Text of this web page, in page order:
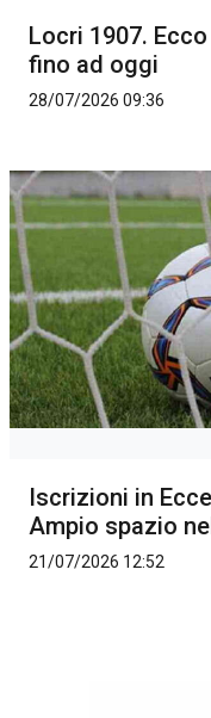
Locri 1907.
fino ad oggi
28/07/2026 09:36
Iscrizioni in
Ampio spazio
21/07/2026 12:52